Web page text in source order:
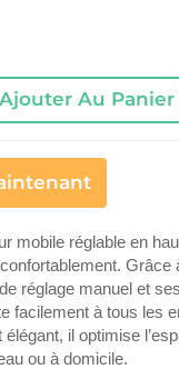
Ajouter Au Panier
mobile réglable en
Grâce
réglage manuel et
facilement à tous les
il optimise
ou à domicile.